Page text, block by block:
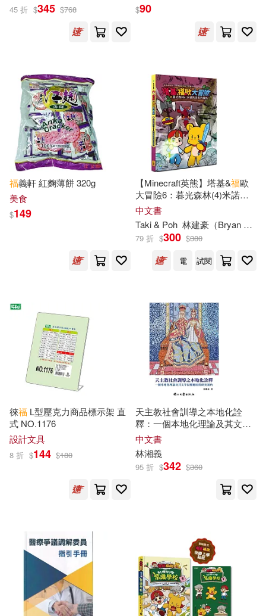
（美）博恩·崔西(15)
Rick Crooks(14)
WonDerSun(14)
こりすキョーコ(14)
中共中央馬克思恩格斯列寧斯大林
著作編譯局 編譯(14)
介于童書(14) 任志鴻(14)
勞倫斯．卜洛克(Lawrence Block)(1
墨刻編輯部(14)
大熊猫介（Nitroplus）(14)
如月あこ(14)
教學考試研究院(14)
猫又しょう(14) 福辻銳記(14)
簡瓔(14) 編輯部(14)
上海交通大學出版社(56)
中國法制出版社(56)
光啟文化(56) MTEX(55)
吉林出版集團有限責任公司(55)
湖南美術出版社(54)
中國農業科學技術出版社(53)
海豚出版社(53)
衛生福利部社會及家庭署(53)
財團法人法鼓山文教基金會-法鼓文
中國水利水電出版社(52)
南海出版公司(52)
吉林科學技術出版社(52)
山東人民出版社(52)
45 折 $345 $768 $90
福義軒 紅麴薄餅 320g
美食
$149
【Minecraft英熊】塔基&福歐
大冒險6：暮光森林(4)米諾陶
洛斯的復仇
中文書
Taki & Poh 林建豪（Bryan Lin）
79 折 $300 $380
電
試閱
徠福 L型壓克力商品標示架 直
式 NO.1176
設計文具
8 折 $144 $180
天主教社會訓導之本地化詮
釋：一個本地化理論及其文字
福傳應用的研究視角[精裝]
中文書
林湘義
95 折 $342 $360